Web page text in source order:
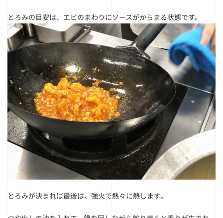
とろみの目安は、エビのまわりにソースがからまる状態です。
とろみが決まれば最後は、強火で熱々に熱します。